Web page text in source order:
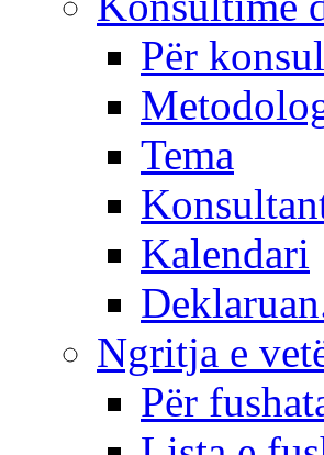
Për
Tema
Kalendari
Ngritja e
Për